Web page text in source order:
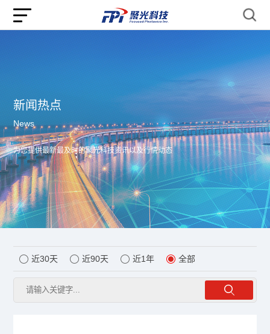
新闻热点
News
为您提供最新最及时的聚光科技资讯以及行情动态
近30天 近90天 近1年 全部